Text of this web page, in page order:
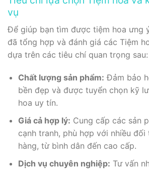
vụ
Để giúp bạn tìm được tiệm hoa ưng
đã tổng hợp và đánh giá các Tiệm
dựa trên các tiêu chí quan trọng sau:
Chất lượng sản phẩm: Đảm bảo
bền đẹp và được tuyển chọn kỹ
hoa uy tín.
Giá cả hợp lý: Cung cấp các sản
cạnh tranh, phù hợp với nhiều
hàng, từ bình dân đến cao cấp.
Dịch vụ chuyên nghiệp: Tư vấn